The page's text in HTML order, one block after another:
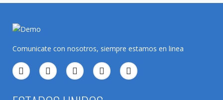
Comunicate con nosotros, siempre estamos en linea